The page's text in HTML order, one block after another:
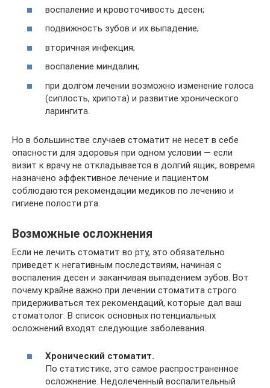
воспаление и кровоточивость десен;
подвижность зубов и их выпадение;
вторичная инфекция;
воспаление миндалин;
при долгом лечении возможно изменение голоса
(сиплость, хрипота) и развитие хронического
ларингита.
Но в большинстве случаев стоматит не несет в себе
опасности для здоровья при одном условии — если
визит к врачу не откладывается в долгий ящик, вовремя
назначено эффективное лечение и пациентом
соблюдаются рекомендации медиков по лечению и
гигиене полости рта.
Возможные осложнения
Если не лечить стоматит во рту, это обязательно
приведет к негативным последствиям, начиная с
воспаления десен и заканчивая выпадением зубов. Вот
почему крайне важно при лечении стоматита строго
придерживаться тех рекомендаций, которые дал ваш
стоматолог. В список основных потенциальных
осложнений входят следующие заболевания.
Хронический стоматит.
По статистике, это самое распространенное
осложнение. Недолеченный воспалительный